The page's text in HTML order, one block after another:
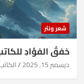
شعر ونثر
خفقُ الفؤادِ
ديسمبر 15, 2025